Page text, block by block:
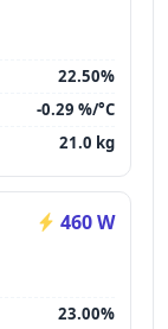
22.50%
-0.29 %/°C
21.0 kg
460 W
23.00%